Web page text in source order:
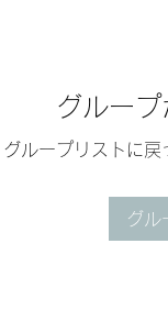
グルー
グループリストに
グル